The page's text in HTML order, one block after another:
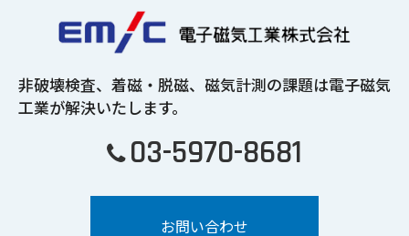
非破壊検査、着磁・脱磁、磁気計測の課題は電子磁気
工業が解決いたします。
03-5970-8681
お問い合わせ